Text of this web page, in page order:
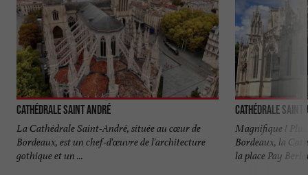
Cathédrale Saint André
La Cathédrale Saint-André, située au cœur de
Bordeaux, est un chef-d'œuvre de l'architecture
gothique et un ...
Cathédrale
Magnifique !
Bordeaux, la
la place Pay